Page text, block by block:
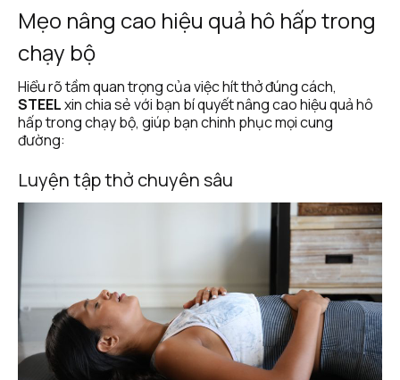
Mẹo nâng cao hiệu quả hô hấp trong
chạy bộ
STEEL xin chia sẻ với bạn bí quyết nâng cao hiệu quả hô
hấp trong chạy bộ, giúp bạn chinh phục mọi cung
đường:
Luyện tập thở chuyên sâu